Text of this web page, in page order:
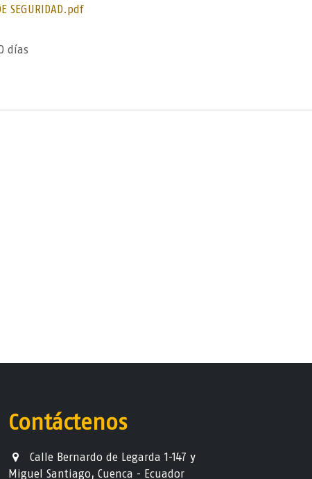
SEGURIDAD.pdf
días
Contáctenos
Calle Bernardo de Legarda 1-147 y
Miguel Santiago, Cuenca - Ecuador